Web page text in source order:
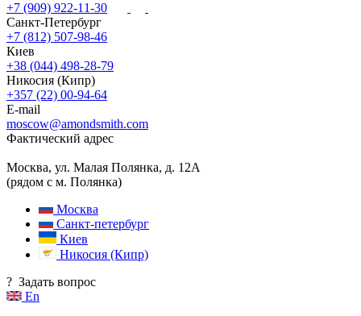
+7 (909) 922-11-30
Санкт-Петербург
+7 (812) 507-98-46
Киев
+38 (044) 498-28-79
Никосия (Кипр)
+357 (22) 00-94-64
E-mail
moscow@amondsmith.com
Фактический адрес
Москва, ул. Малая Полянка, д. 12А
(рядом с м. Полянка)
Москва
Санкт-петербург
Киев
Никосия (Кипр)
? Задать вопрос
En